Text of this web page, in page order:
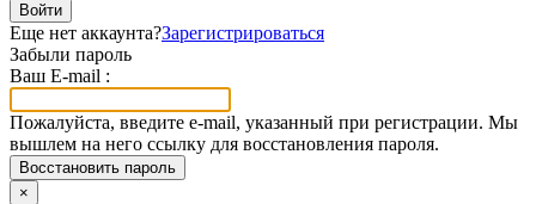
Войти
Еще нет аккаунта?Зарегистрироваться
Забыли пароль
Ваш E-mail :
Пожалуйста, введите e-mail, указанный при регистрации. Мы
вышлем на него ссылку для восстановления пароля.
Восстановить пароль
×